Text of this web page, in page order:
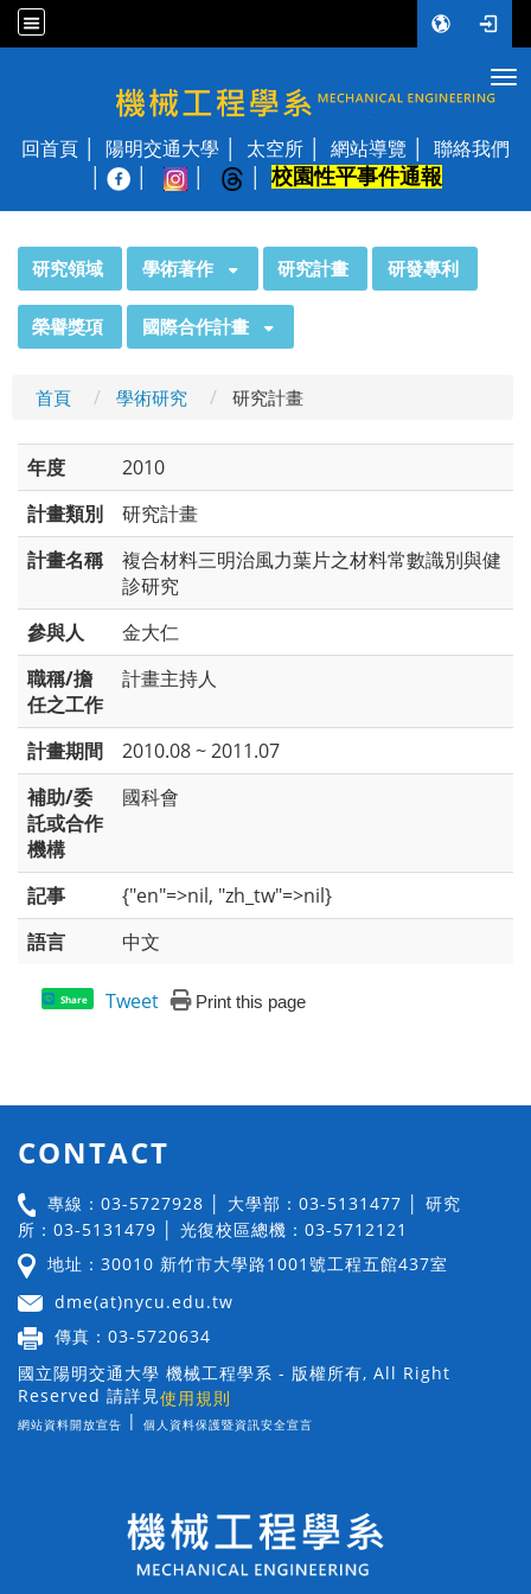
國立陽明交通大學 機械工程學系
回首頁 陽明交通大學 太空所 網站導覽
聯絡我們
校園性平事件通報
研究領域 學術著作 研究計畫 研發專利
榮譽獎項 國際合作計畫
首頁 學術研究 研究計畫
年度
2010
計畫類別
研究計畫
計畫名稱
複合材料三明治風力葉片之材料常數識別與健
診研究
參與人
金大仁
職稱/擔
任之工作
計畫主持人
計畫期間
2010.08 ~ 2011.07
補助/委
託或合作
機構
國科會
記事
{"en"=>nil, "zh_tw"=>nil}
語言
中文
Share Tweet Print this page
CONTACT
專線：03-5727928 │ 大學部：03-5131477 │ 研究
所：03-5131479 │ 光復校區總機：03-5712121
地址：30010 新竹市大學路1001號工程五館437室
dme(at)nycu.edu.tw
傳真：03-5720634
國立陽明交通大學 機械工程學系 - 版權所有, All Right
Reserved 請詳見使用規則
網站資料開放宣告 | 個人資料保護暨資訊安全宣言